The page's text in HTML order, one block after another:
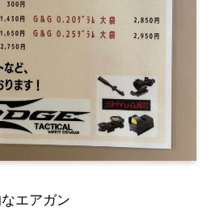
エアガン